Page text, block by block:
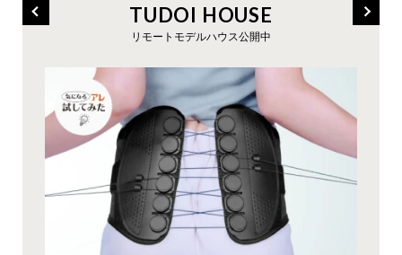
TUDOI HOUSE
リモートモデルハウス公開中